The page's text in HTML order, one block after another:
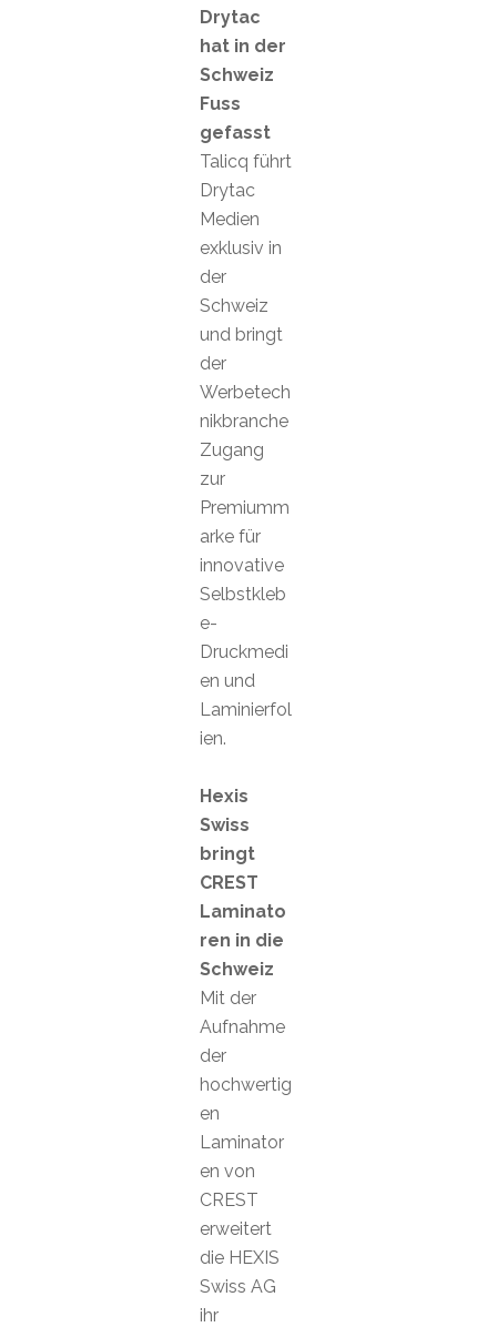
Drytac
hat in der
Schweiz
Fuss
gefasst
Talicq führt
Drytac
Medien
exklusiv in
der
Schweiz
und bringt
der
Werbetech
nikbranche
Zugang
zur
Premiumm
arke für
innovative
Selbstkleb
e-
Druckmedi
en und
Laminierfol
ien.
Hexis
Swiss
bringt
CREST
Laminato
ren in die
Schweiz
Mit der
Aufnahme
der
hochwertig
en
Laminator
en von
CREST
erweitert
die HEXIS
Swiss AG
ihr